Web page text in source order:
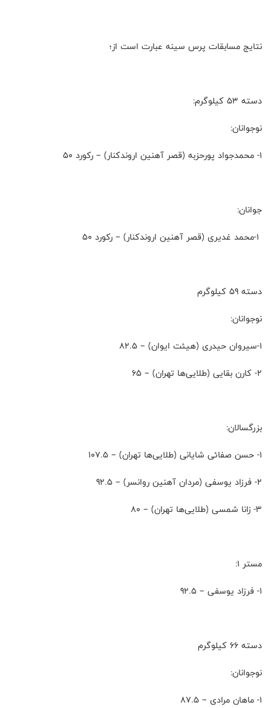
نتایج مسابقات پرس سینه عبارت است از؛
دسته 53 کیلوگرم:
نوجوانان:
۱- محمدجواد پورحزبه (قصر آهنین اروندکنار) – رکورد 50
جوانان:
دسته 59 کیلوگرم
نوجوانان:
۱-سیروان حیدری (هیئت ایوان) – 82.5
۲- کارن بقایی (طلایی‌ها تهران) – 65
بزرگسالان:
۱- حسن صفائی شایانی (طلایی‌ها تهران) – 107.5
۲- فرزاد یوسفی (مردان آهنین روانسر) – 92.5
۳- زانا شمسی (طلایی‌ها تهران) – 80
مستر 1:
۱- فرزاد یوسفی – 92.5
دسته 66 کیلوگرم
نوجوانان:
۱- ماهان مرادی – 87.5